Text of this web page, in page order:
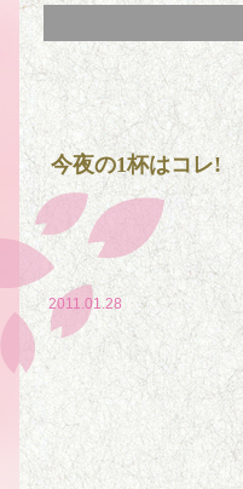
今夜の1杯はコレ!
2011.01.28